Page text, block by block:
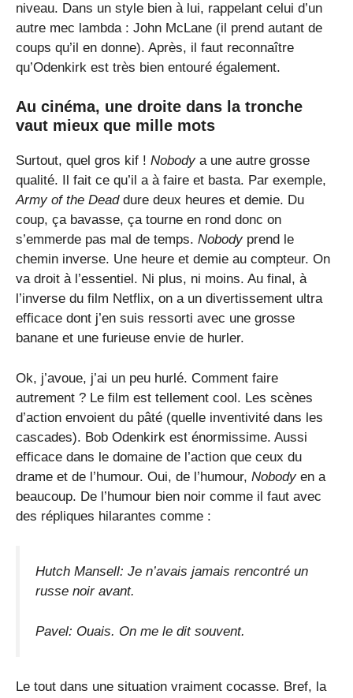
niveau. Dans un style bien à lui, rappelant celui d’un
autre mec lambda : John McLane (il prend autant de
coups qu’il en donne). Après, il faut reconnaître
qu’Odenkirk est très bien entouré également.
Au cinéma, une droite dans la tronche
vaut mieux que mille mots
Surtout, quel gros kif ! Nobodya une autre grosse
qualité. Il fait ce qu’il a à faire et basta. Par exemple,
Army of the Deaddure deux heures et demie. Du
coup, ça bavasse, ça tourne en rond donc on
s’emmerde pas mal de temps. Nobodyprend le
chemin inverse. Une heure et demie au compteur. On
va droit à l’essentiel. Ni plus, ni moins. Au final, à
l’inverse du film Netflix, on a un divertissement ultra
efficace dont j’en suis ressorti avec une grosse
banane et une furieuse envie de hurler.
Ok, j’avoue, j’ai un peu hurlé. Comment faire
autrement ? Le film est tellement cool. Les scènes
d’action envoient du pâté (quelle inventivité dans les
cascades). Bob Odenkirk est énormissime. Aussi
efficace dans le domaine de l’action que ceux du
drame et de l’humour. Oui, de l’humour, Nobodyen a
beaucoup. De l’humour bien noir comme il faut avec
des répliques hilarantes comme :
Hutch Mansell: Je n’avais jamais rencontré un
russe noir avant.
Pavel: Ouais. On me le dit souvent.
Le tout dans une situation vraiment cocasse. Bref, la